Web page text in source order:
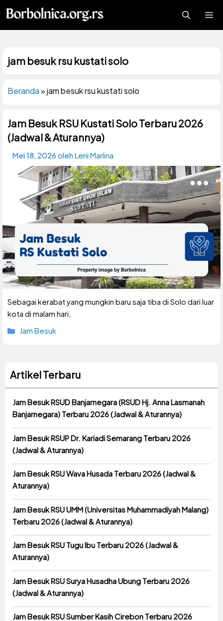
Langsung
ke
isi
jam besuk rsu kustati solo
Beranda»jam besuk rsu kustati solo
Jam Besuk RSU Kustati Solo Terbaru 2026
(Jadwal & Aturannya)
Mei 18, 2026 oleh Leni Marlina
Sebagai kerabat yang mungkin baru saja tiba di Solo dari luar
kota di malam hari,
Kategori
Jam Besuk
Artikel Terbaru
Jam Besuk RSUD Banjarnegara (RSUD Hj. Anna Lasmanah
Banjarnegara) Terbaru 2026 (Jadwal & Aturannya)
Jam Besuk RSUP Dr. Kariadi Semarang Terbaru 2026
(Jadwal & Aturannya)
Jam Besuk RSU Wava Husada Terbaru 2026 (Jadwal &
Aturannya)
Jam Besuk RSU UMM (Universitas Muhammadiyah Malang)
Terbaru 2026 (Jadwal & Aturannya)
Jam Besuk RSU Tugu Ibu Terbaru 2026 (Jadwal &
Aturannya)
Jam Besuk RSU Surya Husadha Ubung Terbaru 2026
(Jadwal & Aturannya)
Jam Besuk RSU Sumber Kasih Cirebon Terbaru 2026